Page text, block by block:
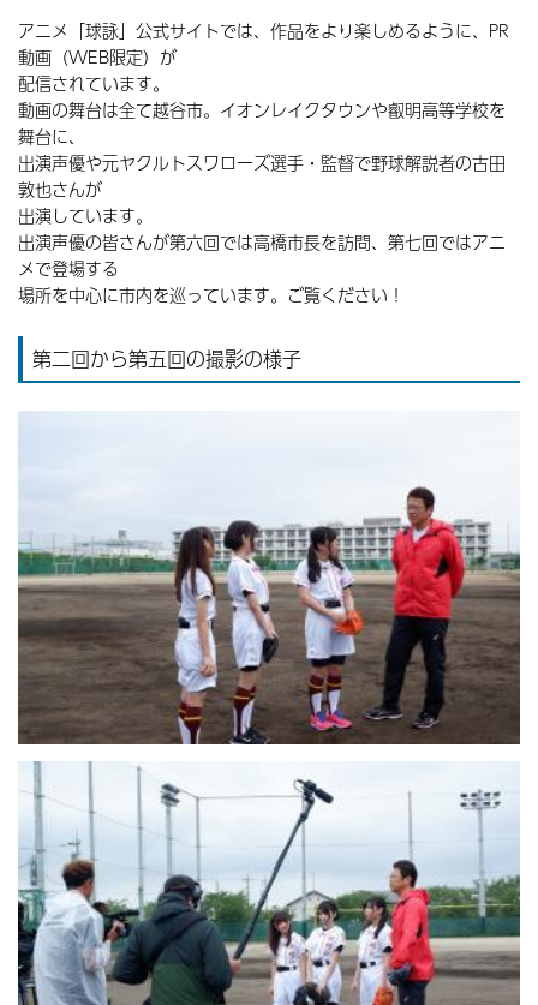
アニメ「球詠」公式サイトでは、作品をより楽しめるように、PR
動画（WEB限定）が
配信されています。
動画の舞台は全て越谷市。イオンレイクタウンや叡明高等学校を
舞台に、
出演声優や元ヤクルトスワローズ選手・監督で野球解説者の古田
敦也さんが
出演しています。
出演声優の皆さんが第六回では高橋市長を訪問、第七回ではアニ
メで登場する
場所を中心に市内を巡っています。ご覧ください！
第二回から第五回の撮影の様子